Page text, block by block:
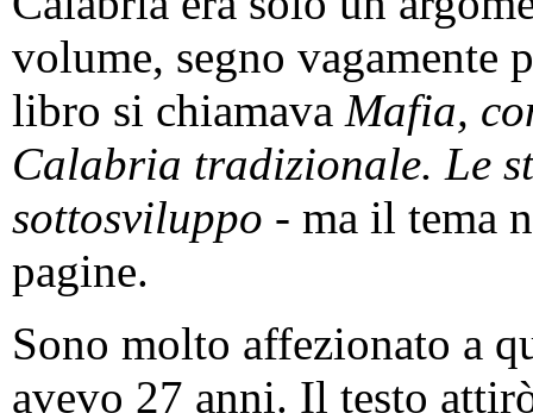
volume, segno vagamente
libro si chiamava Mafia,
Calabria tradizionale. Le
sottosviluppo - ma il tema
pagine.
Sono molto affezionato a
avevo 27 anni. Il testo